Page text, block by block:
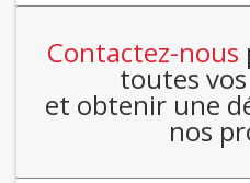
Contactez-nous
toutes
et obtenir une
nos